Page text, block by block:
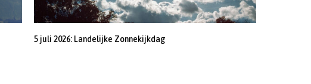
5 juli 2026: Landelijke Zonnekijkdag